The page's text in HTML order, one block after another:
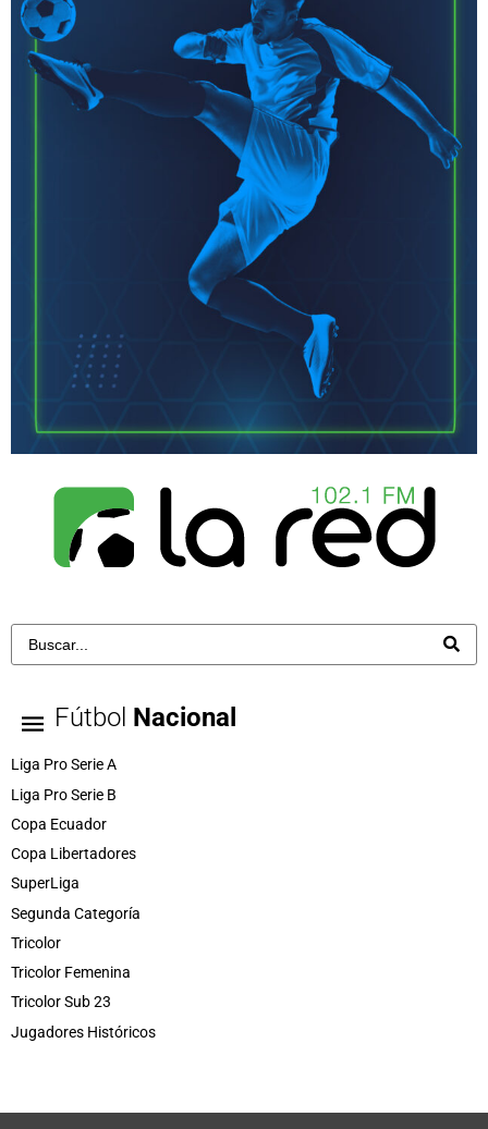
Fútbol Nacional
Liga Pro Serie A
Liga Pro Serie B
Copa Ecuador
Copa Libertadores
SuperLiga
Segunda Categoría
Tricolor
Tricolor Femenina
Tricolor Sub 23
Jugadores Históricos